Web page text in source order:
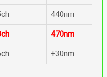
440nm
470nm
+30nm